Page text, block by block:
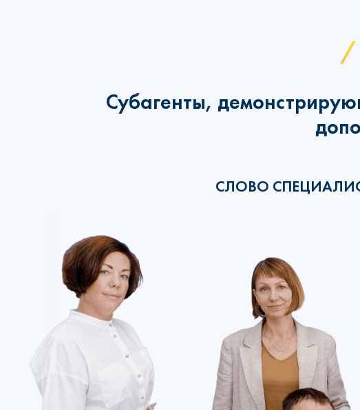
Субагенты,
СЛОВО